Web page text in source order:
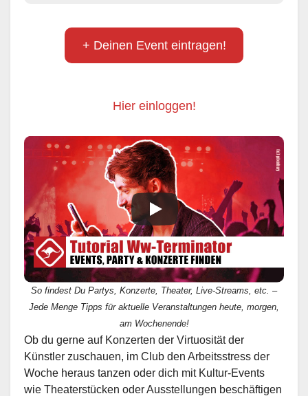
+ Deinen Event eintragen!
Hier einloggen!
So findest Du Partys, Konzerte, Theater, Live-Streams, etc. –
Jede Menge Tipps für aktuelle Veranstaltungen heute, morgen,
am Wochenende!
Ob du gerne auf Konzerten der Virtuosität der
Künstler zuschauen, im Club den Arbeitsstress der
Woche heraus tanzen oder dich mit Kultur-Events
wie Theaterstücken oder Ausstellungen beschäftigen